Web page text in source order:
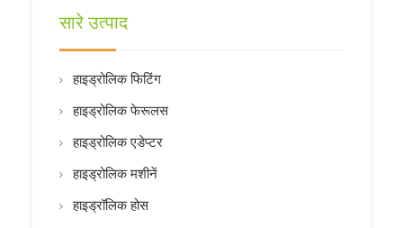
सारे उत्पाद
हाइड्रोलिक फिटिंग
हाइड्रोलिक फेरूलस
हाइड्रोलिक एडेप्टर
हाइड्रोलिक मशीनें
हाइड्रॉलिक होस